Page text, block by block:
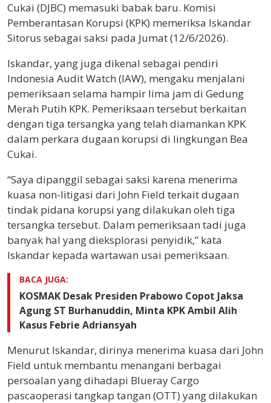
Cukai (DJBC) memasuki babak baru. Komisi
Pemberantasan Korupsi (KPK) memeriksa Iskandar
Sitorus sebagai saksi pada Jumat (12/6/2026).
Iskandar, yang juga dikenal sebagai pendiri
Indonesia Audit Watch (IAW), mengaku menjalani
pemeriksaan selama hampir lima jam di Gedung
Merah Putih KPK. Pemeriksaan tersebut berkaitan
dengan tiga tersangka yang telah diamankan KPK
dalam perkara dugaan korupsi di lingkungan Bea
Cukai.
“Saya dipanggil sebagai saksi karena menerima
kuasa non-litigasi dari John Field terkait dugaan
tindak pidana korupsi yang dilakukan oleh tiga
tersangka tersebut. Dalam pemeriksaan tadi juga
banyak hal yang dieksplorasi penyidik,” kata
Iskandar kepada wartawan usai pemeriksaan.
BACA JUGA:
KOSMAK Desak Presiden Prabowo Copot Jaksa
Agung ST Burhanuddin, Minta KPK Ambil Alih
Kasus Febrie Adriansyah
Menurut Iskandar, dirinya menerima kuasa dari John
Field untuk membantu menangani berbagai
persoalan yang dihadapi Blueray Cargo
pascaoperasi tangkap tangan (OTT) yang dilakukan